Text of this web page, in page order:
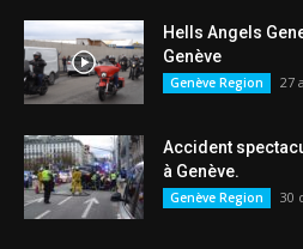
Hells Angels
Genève
Genève Region 27
Accident
à Genève.
Genève Region 30